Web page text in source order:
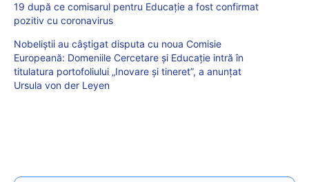
19 după ce comisarul pentru Educație a fost confirmat
pozitiv cu coronavirus
Nobeliștii au câștigat disputa cu noua Comisie
Europeană: Domeniile Cercetare și Educaţie intră în
titulatura portofoliului „Inovare și tineret”, a anunțat
Ursula von der Leyen